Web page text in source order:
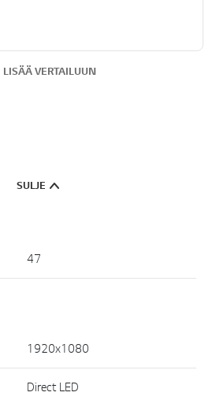
LISÄÄ VERTAILUUN
SULJE
47
1920x1080
Direct LED